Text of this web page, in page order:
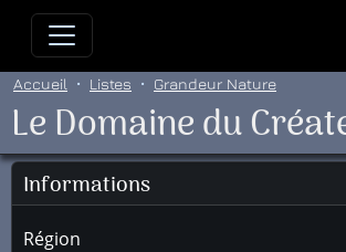
Allez directement au contenu
Accueil Listes Grandeur Nature
Le Domaine du
Informations
Région